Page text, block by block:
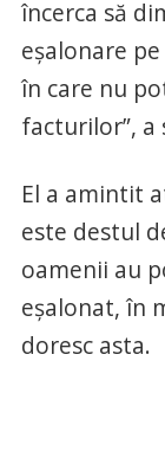
încerca să
eșalonare
în care nu
facturilor”, a
El a amintit
este destul
oamenii au
eșalonat, în
doresc asta.